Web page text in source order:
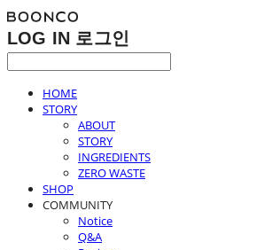
LOG IN 로그인
HOME
STORY
ABOUT
STORY
INGREDIENTS
ZERO WASTE
SHOP
COMMUNITY
Notice
Q&A